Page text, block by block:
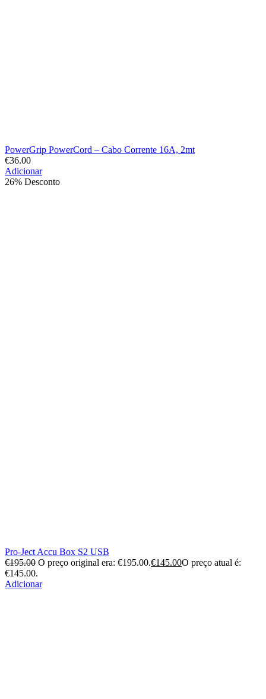
PowerGrip PowerCord – Cabo Corrente 16A, 2mt
€36.00
Adicionar
26% Desconto
Pro-Ject Accu Box S2 USB
€195.00 O preço original era: €195.00.€145.00O preço atual é:
€145.00.
Adicionar